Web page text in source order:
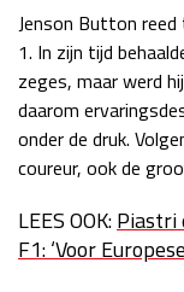
Kwalificatie
Race
Kwalificatie
Race
GP ABU
Kwalificatie
Race
Jenson Button
1. In zijn tijd
zeges, maar werd
daarom
onder de druk.
coureur, ook de
LEES OOK:Piastri
F1: ‘Voor